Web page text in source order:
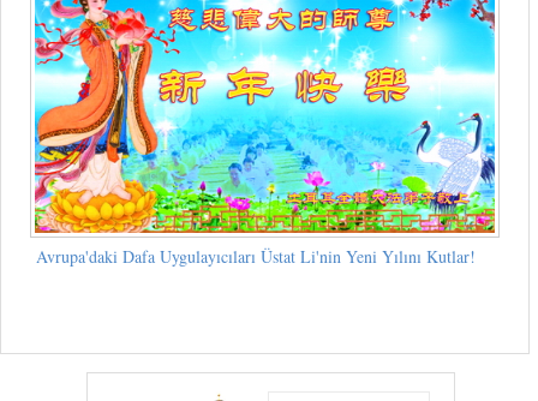
Avrupa'daki Dafa Uygulayıcıları Üstat Li'nin Yeni Yılını Kutlar!